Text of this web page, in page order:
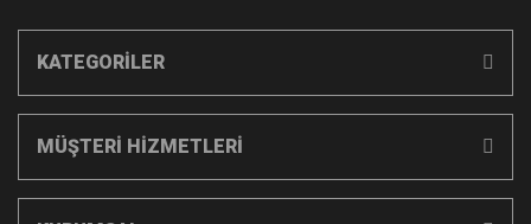
KATEGORİLER
MÜŞTERİ HİZMETLERİ